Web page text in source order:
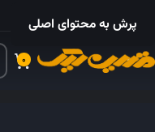
۰۲۱ – ۵۵۲۴ ۵۳۲۵
۰
پرش به محتوای اصلی